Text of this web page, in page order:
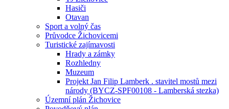
Hasiči
Otavan
Sport a volný čas
Průvodce Žichovicemi
Turistické zajímavosti
Hrady a zámky
Rozhledny
Muzeum
Projekt Jan Filip Lamberk . stavitel mostů mezi
národy (BYCZ-SPF00108 - Lamberská stezka)
Územní plán Žichovice